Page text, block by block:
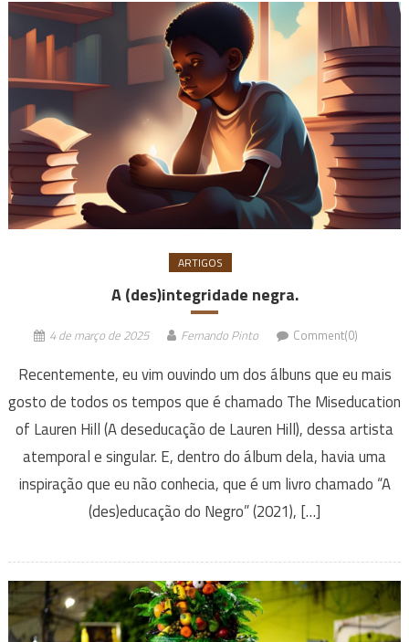
ARTIGOS
A (des)integridade negra.
4 de março de 2025 Fernando Pinto Comment(0)
Recentemente, eu vim ouvindo um dos álbuns que eu mais
gosto de todos os tempos que é chamado The Miseducation
of Lauren Hill (A deseducação de Lauren Hill), dessa artista
atemporal e singular. E, dentro do álbum dela, havia uma
inspiração que eu não conhecia, que é um livro chamado “A
(des)educação do Negro” (2021), […]